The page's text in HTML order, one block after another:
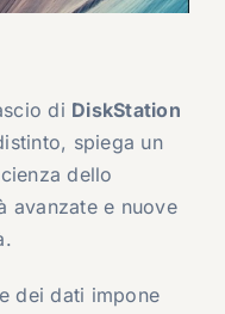
di DiskStation
spiega un
dello
avanzate e nuove
dei dati impone